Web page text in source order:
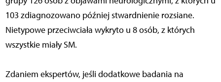
103 zdiagnozowano później stwardnienie rozsiane.
Nietypowe przeciwciała wykryto u 8 osób, z których
wszystkie miały SM.
Zdaniem ekspertów, jeśli dodatkowe badania na